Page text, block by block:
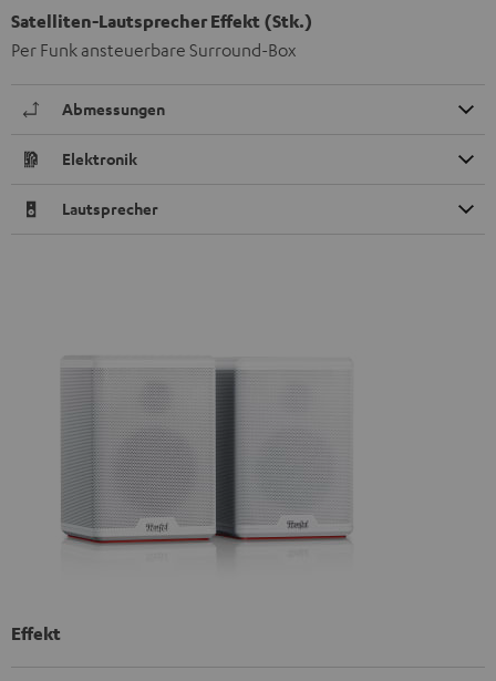
Satelliten-Lautsprecher Effekt (Stk.)
Per Funk ansteuerbare Surround-Box
Abmessungen
Elektronik
Lautsprecher
Effekt